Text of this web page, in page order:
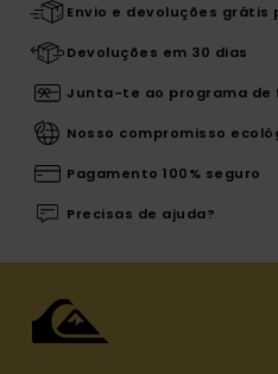
Envio e devoluções grátis
Devoluções em 30 dias
Junta-te ao programa de
Nosso compromisso
Pagamento 100% seguro
Precisas de ajuda?